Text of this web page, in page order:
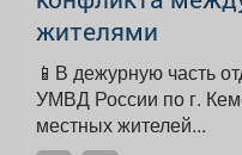
жителями
📱В дежурную часть
УМВД России по г.
местных жителей...